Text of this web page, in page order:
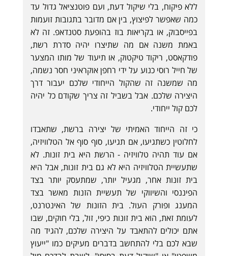
ללא פיקוח, בלי שיקול דעת, ועם פוטנציאל גדול עד
כמה שאפשר לפיצוץ, בין אם מדובר בתגובות זועמות
בפייסבוק, או בקריאות בוז בהופעת סטנדאפ. זה לא
באמת משנה אם מה שתיצרו יהיה סדרת רשת,
פודקאסט, ריקוד טיקטוק, או תיעוד של מותו המצער
של חייל רוסי כנוע על ידי רחפן אוקראיני חסר נשמה,
מה שמשנה זה שהקול הייחודי שלכם יעבור דרך
היצירה שלכם. אבל בשביל זה צריך שקודם כל יהיה
לכם קול ייחודי.
כי זה הייחוד האמיתי של יצירה ברשת, שתאבדו
לחלוטין כשתגיעו, אם תגיעו, סוף סוף אל הטלוויזיה,
אם עוד תהיה טלוויזיה - הרשת היא בית זונות. לא
שתעשיית הטלוויזיה היא לא גם בית זונות, אבל היא
בית זונות אחר, מגעיל יותר, שמתעסק יותר בצד
הפיננסי והשיווקי של תעשיית הזנות מאשר בצד
המענג ופורק העול. בית הזונות של האינטרנט,
לעומת זאת, הוא בית זונות כיפי, זול, בלי חוקים, שבו
אתם יכולים להתאבד על היצירה שלכם, להגיד מה
שבא לכם בלי להתחשב בדברים מעיקים כמו "ייעוץ